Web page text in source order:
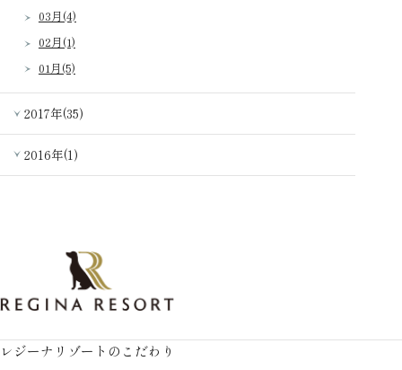
03月(4)
02月(1)
01月(5)
2017年(35)
2016年(1)
レジーナリゾートのこだわり